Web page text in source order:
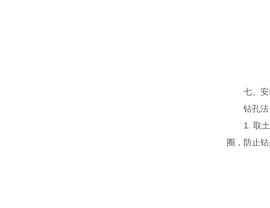
七、安
钻孔法
1. 取土钻
圈，防止